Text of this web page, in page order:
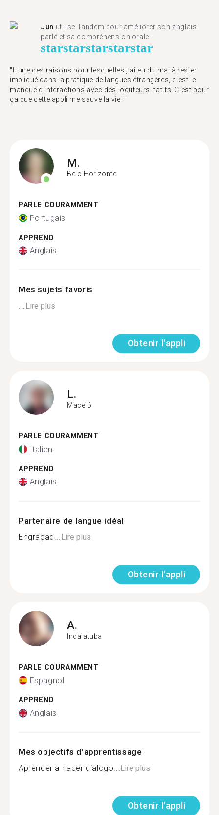
Jun utilise Tandem pour améliorer son anglais
parlé et sa compréhension orale.
starstarstarstarstar
"L'une des raisons pour lesquelles j'ai eu du mal à rester
impliqué dans la pratique de langues étrangères, c'est le
manque d'interactions avec des locuteurs natifs. C'est pour
ça que cette appli me sauve la vie !"
M.
Belo Horizonte
PARLE COURAMMENT
Portugais
APPREND
Anglais
Mes sujets favoris
...Lire plus
Obtenir l'appli
L.
Maceió
PARLE COURAMMENT
Italien
APPREND
Anglais
Partenaire de langue idéal
Engraçad...Lire plus
Obtenir l'appli
A.
Indaiatuba
PARLE COURAMMENT
Espagnol
APPREND
Anglais
Mes objectifs d'apprentissage
Aprender a hacer dialogo...Lire plus
Obtenir l'appli